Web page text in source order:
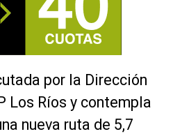
por la Dirección
Los Ríos y contempla
nueva ruta de 5,7